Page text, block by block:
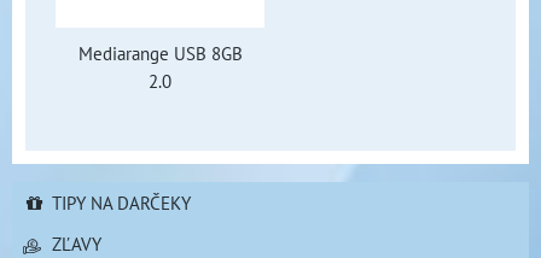
Mediarange USB 8GB
2.0
TIPY NA DARČEKY
ZĽAVY